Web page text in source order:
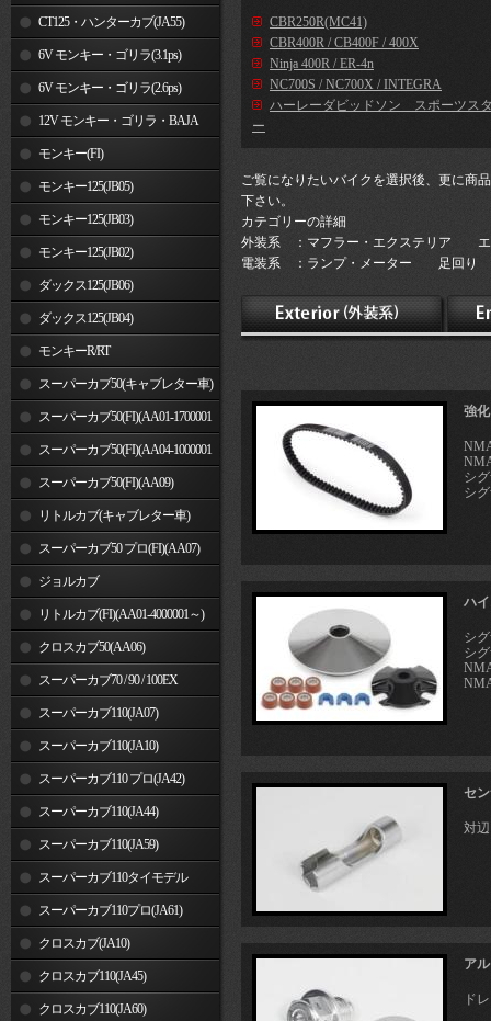
CT125・ハンターカブ(JA55)
6V モンキー・ゴリラ(3.1ps)
6V モンキー・ゴリラ(2.6ps)
12V モンキー・ゴリラ・BAJA
モンキー(FI)
モンキー125(JB05)
モンキー125(JB03)
モンキー125(JB02)
ダックス125(JB06)
ダックス125(JB04)
モンキーR/RT
スーパーカブ50(キャブレター車)
スーパーカブ50(FI)(AA01-1700001
～) スーパーカブ50(FI)(AA04-1000001
～) スーパーカブ50(FI)(AA09)
リトルカブ(キャブレター車)
スーパーカブ50 プロ(FI)(AA07)
ジョルカブ
リトルカブ(FI)(AA01-4000001～)
クロスカブ50(AA06)
スーパーカブ70 / 90 / 100EX
スーパーカブ110(JA07)
スーパーカブ110(JA10)
スーパーカブ110 プロ(JA42)
スーパーカブ110(JA44)
スーパーカブ110(JA59)
スーパーカブ110タイモデル
(MLHJA56)
スーパーカブ110プロ(JA61)
クロスカブ(JA10)
クロスカブ110(JA45)
クロスカブ110(JA60)
CBR250R(MC41)
CBR400R / CB400F / 400X
Ninja 400R / ER-4n
NC700S / NC700X / INTEGRA
ハーレーダビッドソン スポーツス
ー
ご覧になりたいバイクを選択後、更に商
下さい。
カテゴリーの詳細
外装系 ：マフラー・エクステリア エ
電装系 ：ランプ・メーター 足回り
強
シ
シ
ハ
シ
シ
セ
対
ア
ド